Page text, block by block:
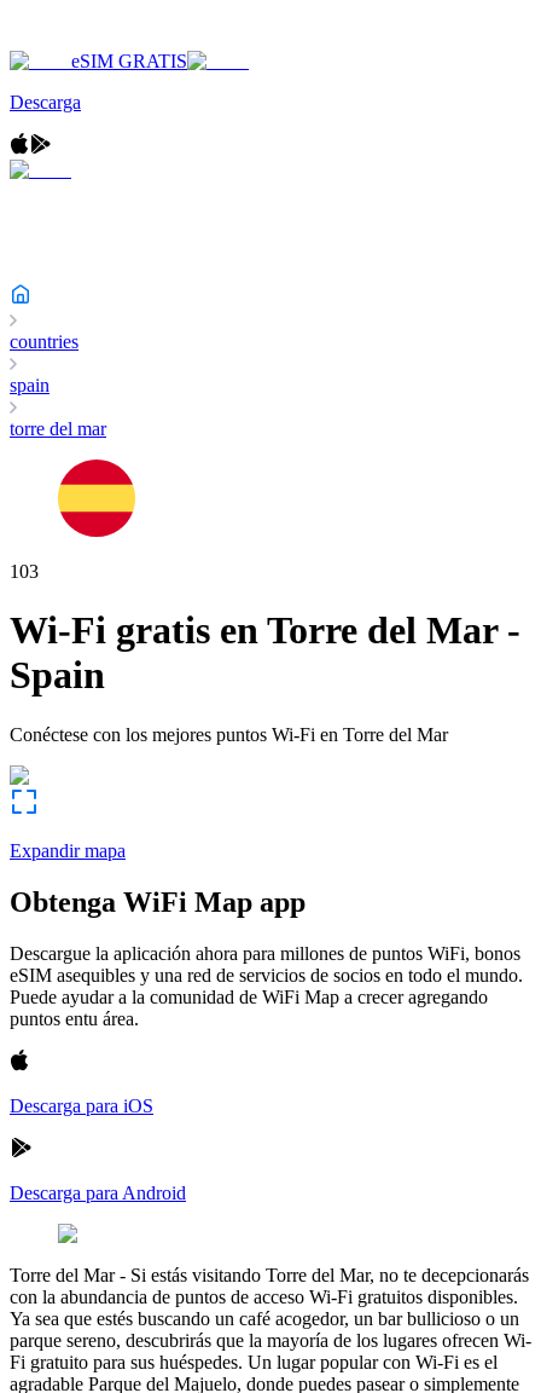
eSIM GRATIS
Descarga
countries
spain
torre del mar
103
Wi-Fi gratis enTorre del Mar-
Spain
Conéctese con los mejores puntos Wi-Fi en Torre del Mar
Expandir mapa
Obtenga WiFi Map app
Descargue la aplicación ahora para millones de puntos WiFi, bonos
eSIM asequibles y una red de servicios de socios en todo el mundo.
Puede ayudar a la comunidad de WiFi Map a crecer agregando
puntos entu área.
Descarga para iOS
Descarga para Android
Torre del Mar- Si estás visitando Torre del Mar, no te decepcionarás
con la abundancia de puntos de acceso Wi-Fi gratuitos disponibles.
Ya sea que estés buscando un café acogedor, un bar bullicioso o un
parque sereno, descubrirás que la mayoría de los lugares ofrecen Wi-
Fi gratuito para sus huéspedes. Un lugar popular con Wi-Fi es el
agradable Parque del Majuelo, donde puedes pasear o simplemente